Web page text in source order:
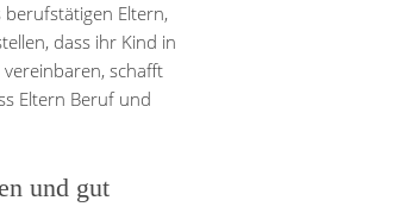
Eltern,
dass ihr Kind in
schafft
Eltern Beruf und
und gut